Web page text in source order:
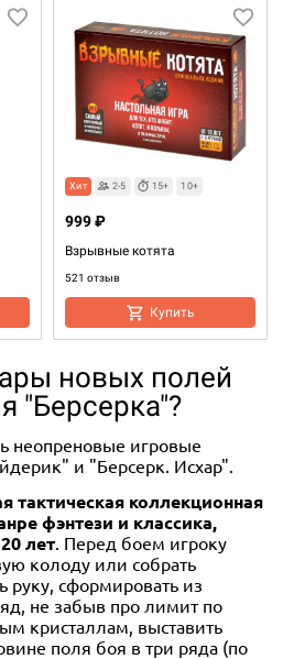
Хит 2-5 15+ 10+
Взрывные котята
521 отзыв
999 ₽
Купить
2+ 15 7+
Поэзия неандертальцев
4 отзыва
1 990 ₽
2-5 20 16+
Мишки и малышки
2 490 ₽
Купить
4-10 15 7+
Держи краба
1 990 ₽
Купить
новых полей
"Берсерка"?
неопреновые игровые
и "Берсерк. Исхар".
тактическая коллекционная
фэнтези и классика,
лет. Перед боем игроку
колоду или собрать
руку, сформировать из
не забыв про лимит по
кристаллам, выставить
поля боя в три ряда (по